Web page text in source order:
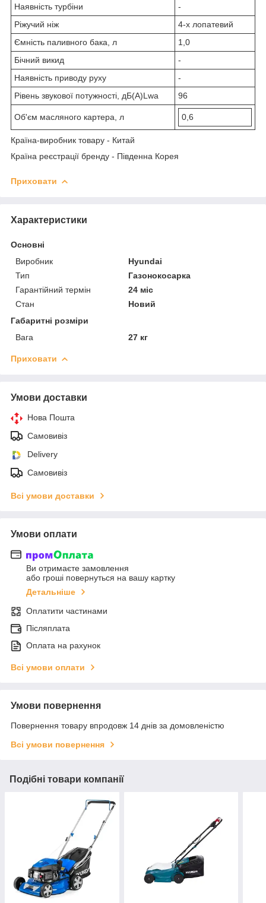
Наявність турбіни
-
Ріжучий ніж
4-х лопатевий
Ємність паливного бака, л
1,0
Бічний викид
-
Наявність приводу руху
-
Рівень звукової потужності, дБ(А)Lwa
96
Об'єм масляного картера, л 0,6
Країна-виробник товару - Китай
Країна реєстрації бренду - Південна Корея
Приховати
Характеристики
Основні
Виробник
Hyundai
Тип
Газонокосарка
Гарантійний термін
24 міс
Стан
Новий
Габаритні розміри
Вага
27 кг
Приховати
Умови доставки
Нова Пошта
Самовивіз
Delivery
Самовивіз
Всі умови доставки
Умови оплати
Ви отримаєте замовлення
або гроші повернуться на вашу картку
Детальніше
Оплатити частинами
Післяплата
Оплата на рахунок
Всі умови оплати
Умови повернення
Повернення товару впродовж 14 днів за домовленістю
Всі умови повернення
Подібні товари компанії